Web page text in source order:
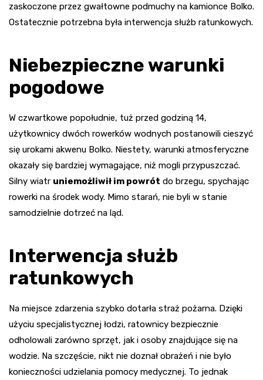
zaskoczone przez gwałtowne podmuchy na kamionce Bolko.
Ostatecznie potrzebna była interwencja służb ratunkowych.
Niebezpieczne warunki
pogodowe
W czwartkowe popołudnie, tuż przed godziną 14,
użytkownicy dwóch rowerków wodnych postanowili cieszyć
się urokami akwenu Bolko. Niestety, warunki atmosferyczne
okazały się bardziej wymagające, niż mogli przypuszczać.
Silny wiatr uniemożliwił im powrót do brzegu, spychając
rowerki na środek wody. Mimo starań, nie byli w stanie
samodzielnie dotrzeć na ląd.
Interwencja służb
ratunkowych
Na miejsce zdarzenia szybko dotarła straż pożarna. Dzięki
użyciu specjalistycznej łodzi, ratownicy bezpiecznie
odholowali zarówno sprzęt, jak i osoby znajdujące się na
wodzie. Na szczęście, nikt nie doznał obrażeń i nie było
konieczności udzielania pomocy medycznej. To jednak